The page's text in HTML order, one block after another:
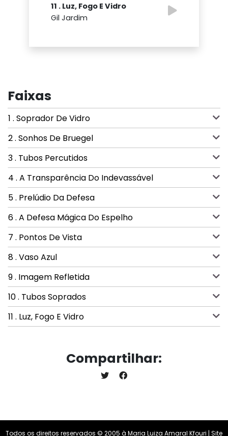
11 . Luz, Fogo E Vidro
Gil Jardim
Faixas
1 . Soprador De Vidro
2 . Sonhos De Bruegel
3 . Tubos Percutidos
4 . A Transparência Do Indevassável
5 . Prelúdio Da Defesa
6 . A Defesa Mágica Do Espelho
7 . Pontos De Vista
8 . Vaso Azul
9 . Imagem Refletida
10 . Tubos Soprados
11 . Luz, Fogo E Vidro
Compartilhar:
Todos os direitos reservados © 2005 à Maria Luiza Amaral Kfouri | Site